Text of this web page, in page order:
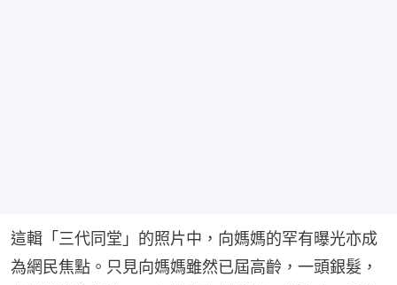
這輯「三代同堂」的照片中，向媽媽的罕有曝光亦成
為網民焦點。只見向媽媽雖然已屆高齡，一頭銀髮，